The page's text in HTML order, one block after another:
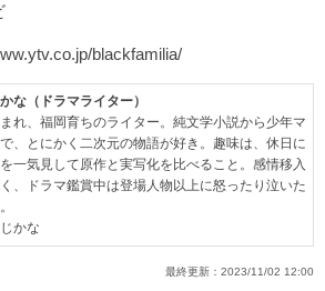
blackfamilia/
な（ドラマライター）
れ、福岡育ちのライター。純文学小説から少年マ
、とにかく二次元の物語が好き。趣味は、休日に
を一気見して原作と実写化を比べること。感情移入
、ドラマ鑑賞中は登場人物以上に怒ったり泣いた
かな
最終更新： 2023/11/02 12:00